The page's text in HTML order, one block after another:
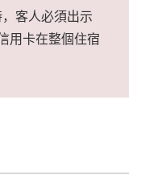
客人必須出示
用卡在整個住宿